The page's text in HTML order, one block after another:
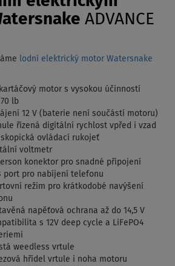
ADVANCE
lodní elektrický motor Watersnake
motor s vysokou účinností
lb
12 V (baterie není součástí motoru)
řízená digitální rychlost vpřed i vzad
ovládací rukojeť
voltmetr
konektor pro snadné připojení
port pro nabíjení telefonu
režim pro krátkodobé navýšení
napěťová ochrana až do 14,5 V
s 12V deep cycle a LiFePO4
weedless vrtule
hřídel vrtule i noha motoru